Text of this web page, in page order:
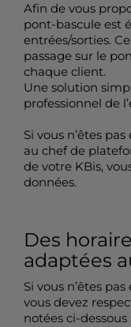
Afin de vous
pont-bascule est
entrées/sorties.
passage sur le
chaque client.
Une solution
professionnel de
Si vous n’êtes
au chef de
de votre KBis,
données.
Des
adaptées
Si vous n’êtes
vous devez
notées ci-dessous